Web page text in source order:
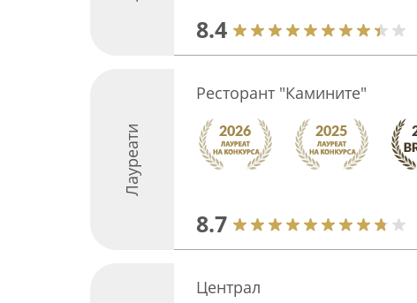
8.4
Лауреати
Ресторант "Камините"
8.7
Централ